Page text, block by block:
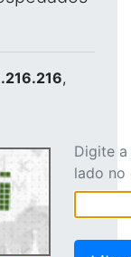
,
Digite
lado no